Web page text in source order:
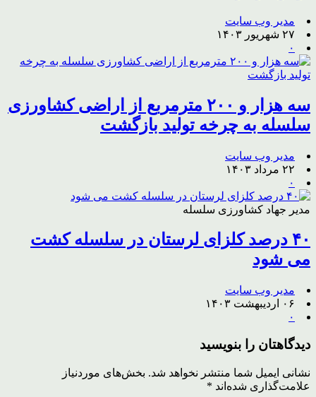
مدیر وب سایت
۲۷ شهریور ۱۴۰۳
۰
سه هزار و ۲۰۰ مترمربع از اراضی کشاورزی
سلسله به چرخه تولید بازگشت
مدیر وب سایت
۲۲ مرداد ۱۴۰۳
۰
مدیر جهاد کشاورزی سلسله
۴۰ درصد کلزای لرستان در سلسله کشت
می شود
مدیر وب سایت
۰۶ اردیبهشت ۱۴۰۳
۰
دیدگاهتان را بنویسید
نشانی ایمیل شما منتشر نخواهد شد. بخش‌های موردنیاز
علامت‌گذاری شده‌اند *